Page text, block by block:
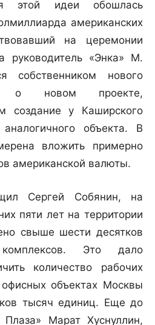
этой идеи обошлась
американских
на церемонии
руководитель «Энка» М.
собственником нового
о новом проекте,
создание у Каширского
объекта. В
вложить примерно
американской валюты.
Собянин, на
пяти лет на территории
свыше шести десятков
комплексов. Это дало
количество рабочих
объектах Москвы
тысяч единиц. Еще до
Плаза» Марат Хуснуллин,